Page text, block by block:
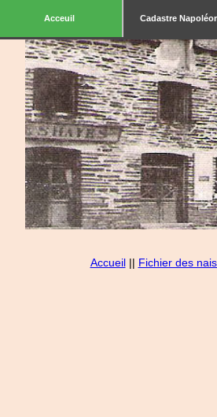
Acceuil Cadastre
Accueil|| Fichier des